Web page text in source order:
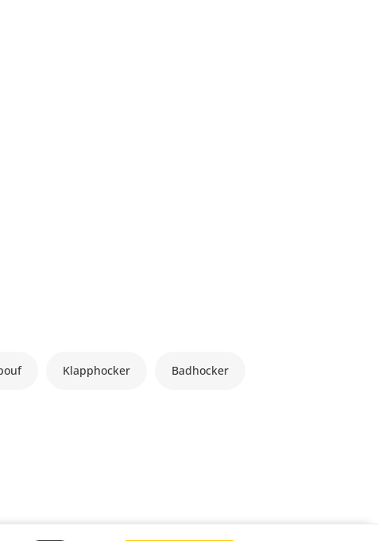
Klapphocker Badhocker